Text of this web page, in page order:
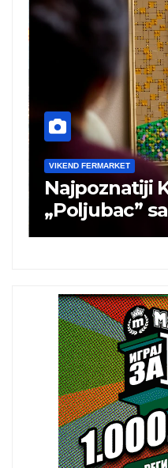
VIKEND FERMARKET
Najpoznatiji
„Poljubac”
izdanju